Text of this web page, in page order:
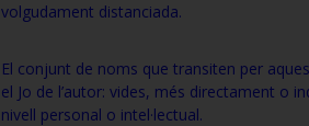
volgudament distanciada.
El conjunt de noms que transiten per
el Jo de l’autor: vides, més directament o
nivell personal o intel·lectual.